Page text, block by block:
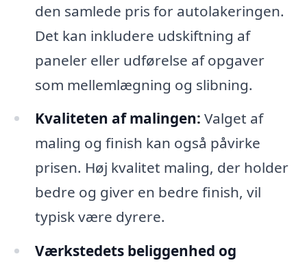
den samlede pris for autolakeringen.
Det kan inkludere udskiftning af
paneler eller udførelse af opgaver
som mellemlægning og slibning.
Kvaliteten af malingen: Valget af
maling og finish kan også påvirke
prisen. Høj kvalitet maling, der holder
bedre og giver en bedre finish, vil
typisk være dyrere.
Værkstedets beliggenhed og